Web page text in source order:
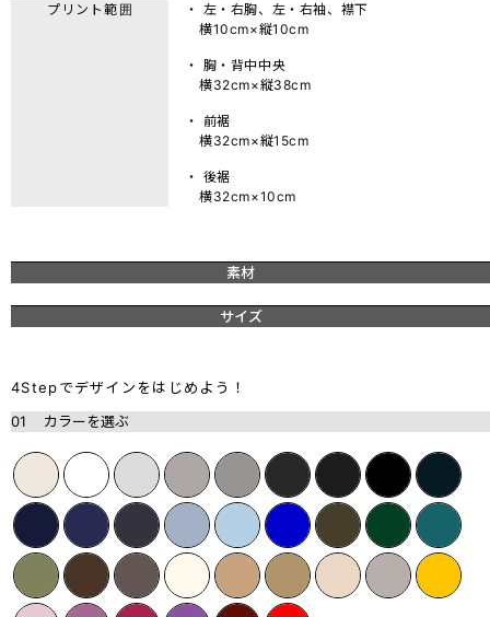
プリント範囲
・ 左・右胸、左・右袖、襟下
横10cm×縦10cm
・ 胸・背中中央
横32cm×縦38cm
・ 前裾
横32cm×縦15cm
・ 後裾
横32cm×10cm
素材
サイズ
4Stepでデザインをはじめよう！
01
カラーを選ぶ